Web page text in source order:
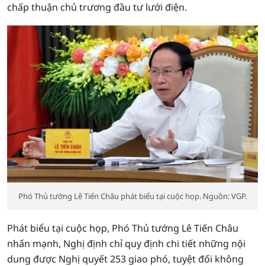
chấp thuận chủ trương đầu tư lưới điện.
Phó Thủ tướng Lê Tiến Châu phát biểu tại cuộc họp. Nguồn: VGP.
Phát biểu tại cuộc họp, Phó Thủ tướng Lê Tiến Châu
nhấn mạnh, Nghị định chỉ quy định chi tiết những nội
dung được Nghị quyết 253 giao phó, tuyệt đối không